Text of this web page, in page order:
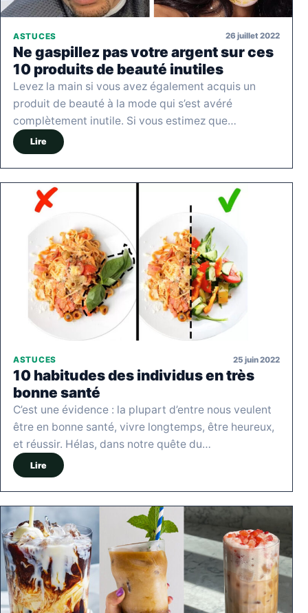
ASTUCES 26 juillet 2022
Ne gaspillez pas votre argent sur ces
10 produits de beauté inutiles
Levez la main si vous avez également acquis un
produit de beauté à la mode qui s’est avéré
complètement inutile. Si vous estimez que…
Lire
ASTUCES 25 juin 2022
10 habitudes des individus en très
bonne santé
C’est une évidence : la plupart d’entre nous veulent
être en bonne santé, vivre longtemps, être heureux,
et réussir. Hélas, dans notre quête du…
Lire